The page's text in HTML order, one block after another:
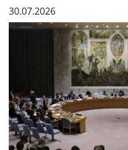
30.07.2026